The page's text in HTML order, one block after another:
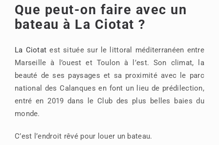
Que peut-on faire avec un
bateau à La Ciotat ?
La Ciotat est située sur le littoral méditerranéen entre
Marseille à l’ouest et Toulon à l’est. Son climat, la
beauté de ses paysages et sa proximité avec le parc
national des Calanques en font un lieu de prédilection,
entré en 2019 dans le Club des plus belles baies du
monde.
C’est l’endroit rêvé pour louer un bateau.